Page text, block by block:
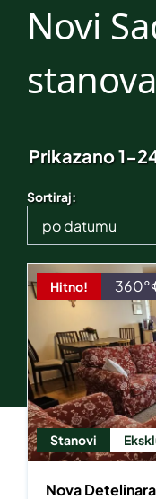
Novi
stanova
Prikazano 1-
Sortiraj:
po datumu
Stanovi
Hitno! 360°
Nova Detelinara